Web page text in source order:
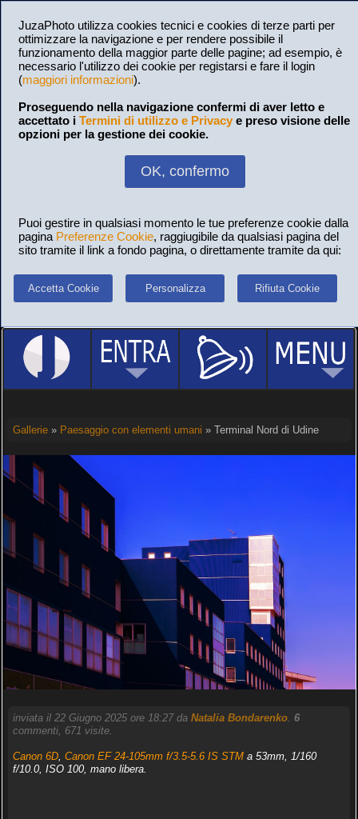
JuzaPhoto utilizza cookies tecnici e cookies di terze parti per
ottimizzare la navigazione e per rendere possibile il
funzionamento della maggior parte delle pagine; ad esempio, è
necessario l'utilizzo dei cookie per registarsi e fare il login
(maggiori informazioni).
Proseguendo nella navigazione confermi di aver letto e
accettato i Termini di utilizzo e Privacy e preso visione delle
opzioni per la gestione dei cookie.
OK, confermo
Puoi gestire in qualsiasi momento le tue preferenze cookie dalla
pagina Preferenze Cookie, raggiugibile da qualsiasi pagina del
sito tramite il link a fondo pagina, o direttamente tramite da qui:
Accetta Cookie Personalizza Rifiuta Cookie
Gallerie» Paesaggio con elementi umani » Terminal Nord di Udine
inviata il 22 Giugno 2025 ore 18:27 da Natalia Bondarenko. 6
commenti, 671 visite.
Canon 6D, Canon EF 24-105mm f/3.5-5.6 IS STMa 53mm, 1/160
f/10.0, ISO 100, mano libera.